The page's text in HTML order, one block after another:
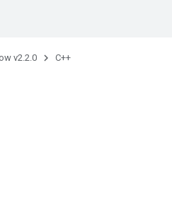
v2.2.0 C++